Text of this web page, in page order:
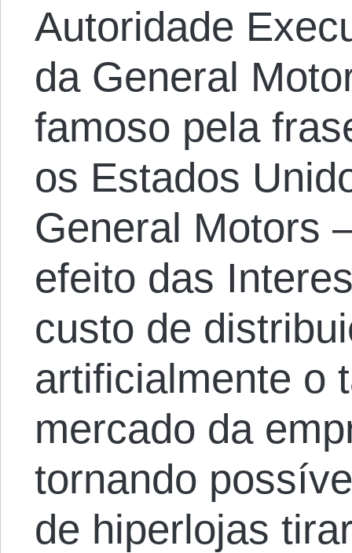
Autoridade
da General
famoso pela
os Estados
General Motors
efeito das
custo de
artificialmente o
mercado da
tornando
de hiperlojas